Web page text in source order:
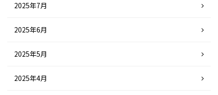
2025年7月
2025年6月
2025年5月
2025年4月